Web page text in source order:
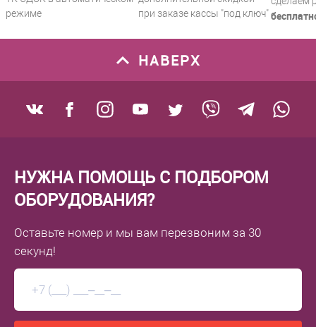
режиме
при заказе кассы "под ключ"
НАВЕРХ
НУЖНА ПОМОЩЬ С ПОДБОРОМ
ОБОРУДОВАНИЯ?
Оставьте номер и мы вам перезвоним за 30
секунд!